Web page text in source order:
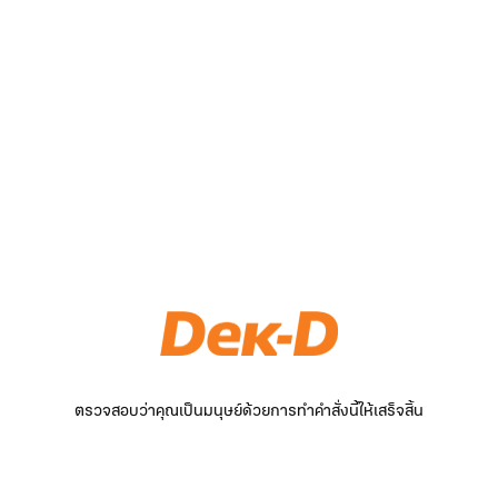
ตรวจสอบว่าคุณเป็นมนุษย์ด้วยการทำคำสั่งนี้ให้เสร็จสิ้น